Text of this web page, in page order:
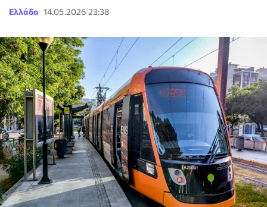
Ελλάδα 14.05.2026 23:38